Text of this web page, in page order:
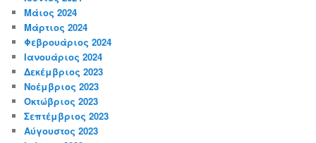
Μάιος 2024
Μάρτιος 2024
Φεβρουάριος 2024
Ιανουάριος 2024
Δεκέμβριος 2023
Νοέμβριος 2023
Οκτώβριος 2023
Σεπτέμβριος 2023
Αύγουστος 2023